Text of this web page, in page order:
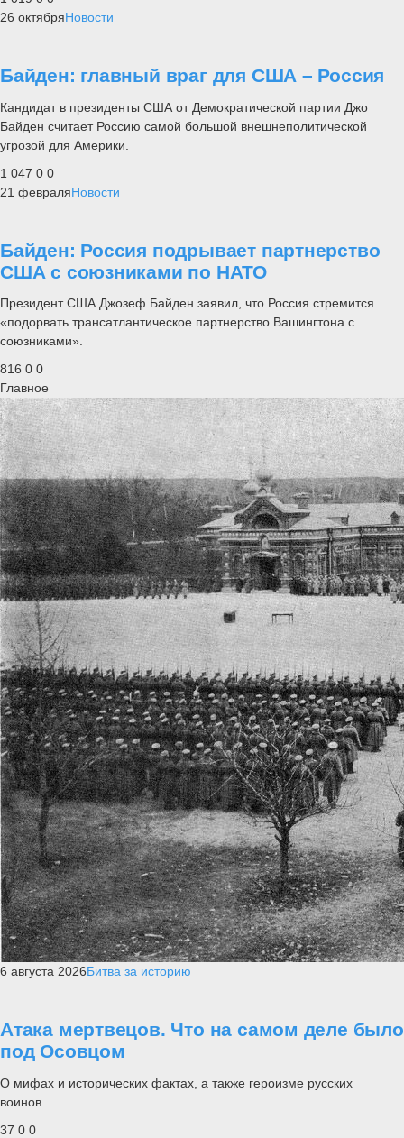
26 октябряНовости
Байден: главный враг для США – Россия
Кандидат в президенты США от Демократической партии Джо
Байден считает Россию самой большой внешнеполитической
угрозой для Америки.
1 047 0 0
21 февраляНовости
Байден: Россия подрывает партнерство
США с союзниками по НАТО
Президент США Джозеф Байден заявил, что Россия стремится
«подорвать трансатлантическое партнерство Вашингтона с
союзниками».
816 0 0
Главное
6 августа 2026Битва за историю
Атака мертвецов. Что на самом деле было
под Осовцом
О мифах и исторических фактах, а также героизме русских
воинов....
37 0 0